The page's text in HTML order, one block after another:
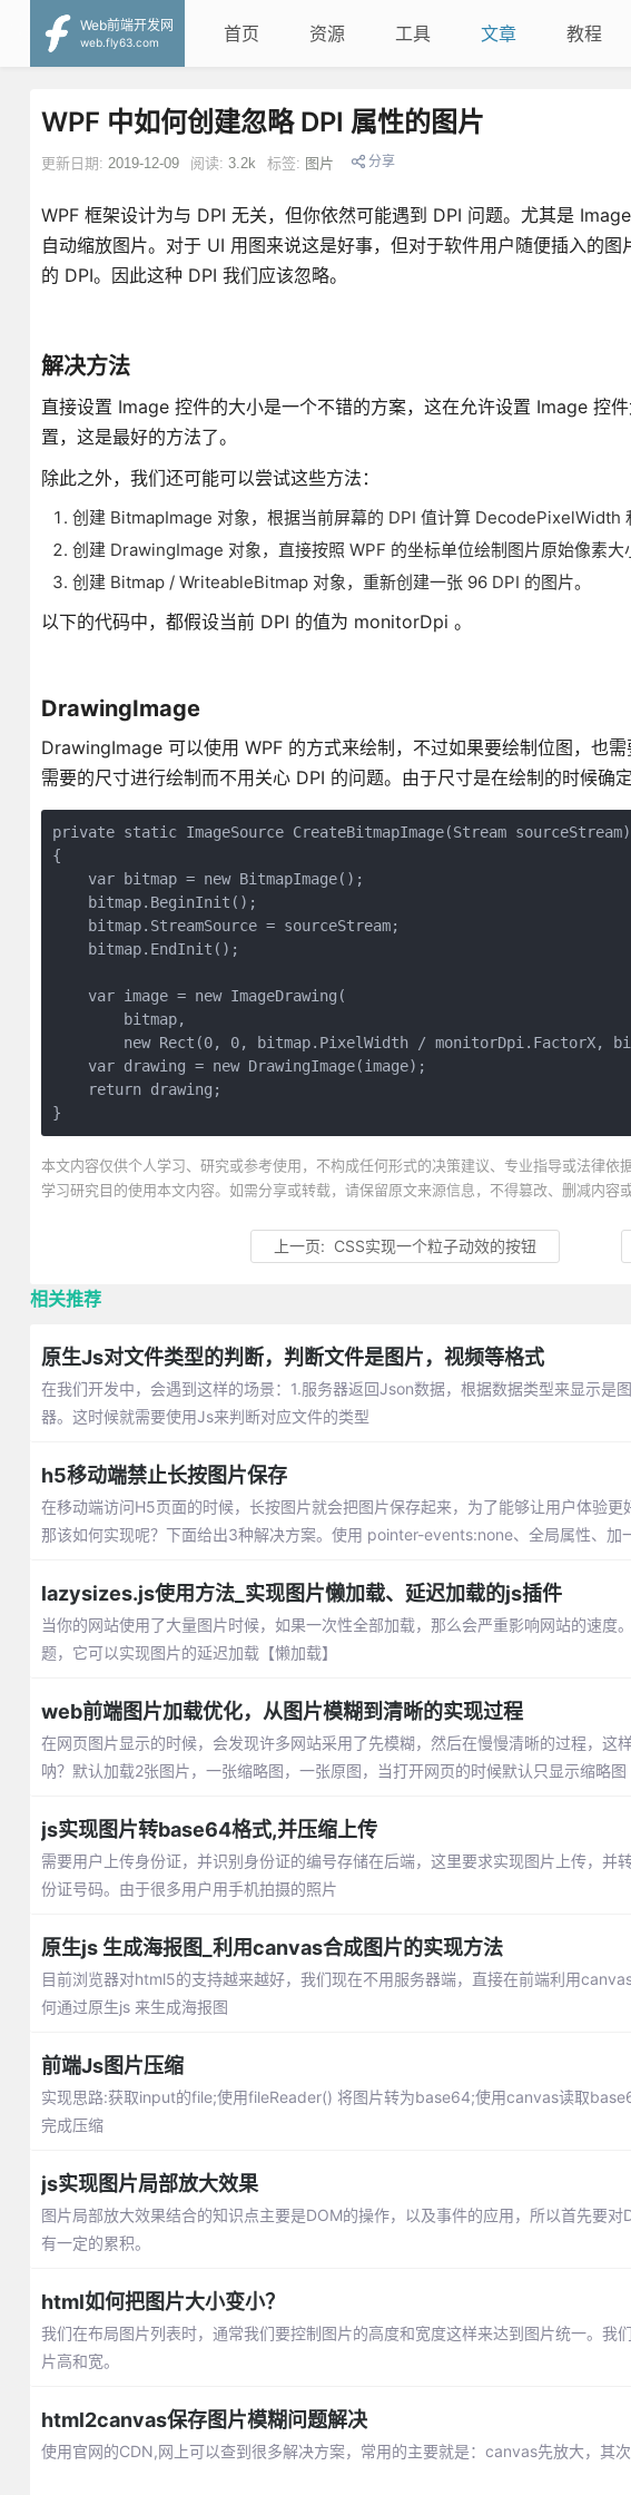
Web前端开发网
web.fly63.com
首页 资源 工具 文章 教程
WPF 中如何创建忽略 DPI 属性的图片
更新日期: 2019-12-09 阅读: 3.2k 标签: 图片 分享
WPF 框架设计为与 DPI 无关，但你依然可能遇到 DPI 问题。尤其是
自动缩放图片。对于 UI 用图来说这是好事，但对于软件用户随便插入的
的 DPI。因此这种 DPI 我们应该忽略。
解决方法
直接设置 Image 控件的大小是一个不错的方案，这在允许设置 Image 控
置，这是最好的方法了。
除此之外，我们还可能可以尝试这些方法：
创建 BitmapImage 对象，根据当前屏幕的 DPI 值计算 DecodePixelWidth
创建 DrawingImage 对象，直接按照 WPF 的坐标单位绘制图片原始像素大
创建 Bitmap / WriteableBitmap 对象，重新创建一张 96 DPI 的图片。
以下的代码中，都假设当前 DPI 的值为 monitorDpi 。
DrawingImage
DrawingImage 可以使用 WPF 的方式来绘制，不过如果要绘制位图，也
需要的尺寸进行绘制而不用关心 DPI 的问题。由于尺寸是在绘制的时候确
private static ImageSource CreateBitmapImage(Stream sourceStream)
{
    var bitmap = new BitmapImage();
    bitmap.BeginInit();
    bitmap.StreamSource = sourceStream;
    bitmap.EndInit();
    var image = new ImageDrawing(
        bitmap,
new Rect(0, 0, bitmap.PixelWidth / monitorDpi.FactorX,
    var drawing = new DrawingImage(image);
    return drawing;
}
本文内容仅供个人学习、研究或参考使用，不构成任何形式的决策建议、专业指导或法律
学习研究目的使用本文内容。如需分享或转载，请保留原文来源信息，不得篡改、删减内容
上一页: CSS实现一个粒子动效的按钮
相关推荐
原生Js对文件类型的判断，判断文件是图片，视频等格式
在我们开发中，会遇到这样的场景：1.服务器返回Json数据，根据数据类型来显示是
器。这时候就需要使用Js来判断对应文件的类型
h5移动端禁止长按图片保存
在移动端访问H5页面的时候，长按图片就会把图片保存起来，为了能够让用户体验更
那该如何实现呢？下面给出3种解决方案。使用 pointer-events:none、全局属性、加
lazysizes.js使用方法_实现图片懒加载、延迟加载的js插件
当你的网站使用了大量图片时候，如果一次性全部加载，那么会严重影响网站的速度
题，它可以实现图片的延迟加载【懒加载】
web前端图片加载优化，从图片模糊到清晰的实现过程
在网页图片显示的时候，会发现许多网站采用了先模糊，然后在慢慢清晰的过程，这
呐？默认加载2张图片，一张缩略图，一张原图，当打开网页的时候默认只显示缩略图
js实现图片转base64格式,并压缩上传
需要用户上传身份证，并识别身份证的编号存储在后端，这里要求实现图片上传，并
份证号码。由于很多用户用手机拍摄的照片
原生js 生成海报图_利用canvas合成图片的实现方法
目前浏览器对html5的支持越来越好，我们现在不用服务器端，直接在前端利用
何通过原生js 来生成海报图
前端Js图片压缩
实现思路:获取input的file;使用fileReader() 将图片转为base64;使用canvas读取
完成压缩
js实现图片局部放大效果
图片局部放大效果结合的知识点主要是DOM的操作，以及事件的应用，所以首先要
有一定的累积。
html如何把图片大小变小？
我们在布局图片列表时，通常我们要控制图片的高度和宽度这样来达到图片统一。
片高和宽。
html2canvas保存图片模糊问题解决
使用官网的CDN,网上可以查到很多解决方案，常用的主要就是：canvas先放大，其